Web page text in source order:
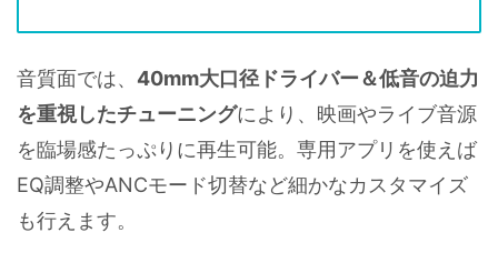
音質面では、 40mm大口径ドライバー＆低音の迫力
を重視したチューニングにより、映画やライブ音源
を臨場感たっぷりに再生可能。専用アプリを使えば
EQ調整やANCモード切替など細かなカスタマイズ
も行えます。